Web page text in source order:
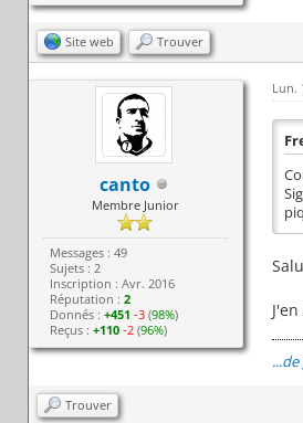
Site web Trouver
canto
Membre Junior
Messages : 49
Sujets : 2
Inscription : Avr. 2016
Réputation : 2
Donnés : +451 -3(98%)
Reçus : +110 -2(96%)
Lun.
...de
Trouver